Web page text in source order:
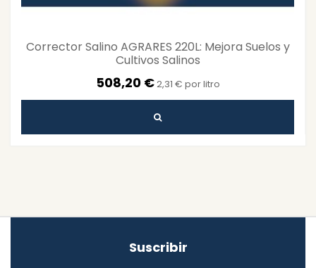
Corrector Salino AGRARES 220L: Mejora Suelos y
Cultivos Salinos
508,20 €2,31 € por litro
Suscribir